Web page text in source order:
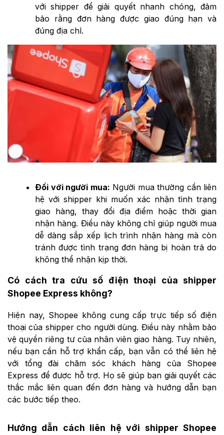
với shipper để giải quyết nhanh chóng, đảm
bảo rằng đơn hàng được giao đúng hạn và
đúng địa chỉ.
Đối với người mua: Người mua thường cần liên
hệ với shipper khi muốn xác nhận tình trạng
giao hàng, thay đổi địa điểm hoặc thời gian
nhận hàng. Điều này không chỉ giúp người mua
dễ dàng sắp xếp lịch trình nhận hàng mà còn
tránh được tình trạng đơn hàng bị hoàn trả do
không thể nhận kịp thời.
Có cách tra cứu số điện thoại của shipper
Shopee Express không?
Hiện nay, Shopee không cung cấp trực tiếp số điện
thoại của shipper cho người dùng. Điều này nhằm bảo
vệ quyền riêng tư của nhân viên giao hàng. Tuy nhiên,
nếu bạn cần hỗ trợ khẩn cấp, bạn vẫn có thể liên hệ
với tổng đài chăm sóc khách hàng của Shopee
Express để được hỗ trợ. Họ sẽ giúp bạn giải quyết các
thắc mắc liên quan đến đơn hàng và hướng dẫn bạn
các bước tiếp theo.
Hướng dẫn cách liên hệ với shipper Shopee